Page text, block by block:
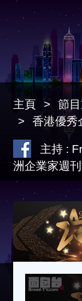
主頁
節
香港優秀
主持 :
洲企業家週